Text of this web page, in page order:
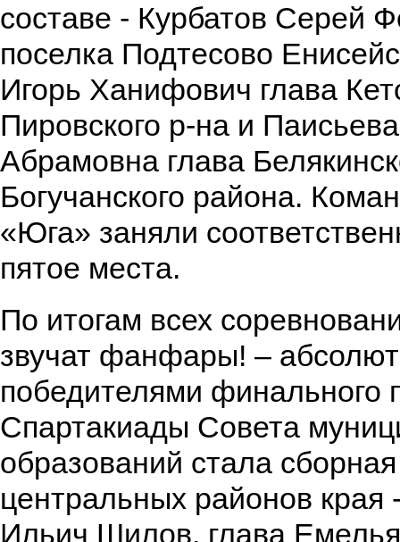
составе - Курбатов Серей
поселка Подтесово
Игорь Ханифович глава
Пировского р-на и
Абрамовна глава
Богучанского района.
«Юга» заняли
пятое места.
По итогам всех
звучат фанфары! –
победителями финального
Спартакиады Совета
образований стала
центральных районов края
Ильич Шилов, глава